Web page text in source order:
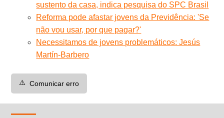
sustento da casa, indica pesquisa do SPC Brasil
Reforma pode afastar jovens da Previdência: 'Se
não vou usar, por que pagar?'
Necessitamos de jovens problemáticos: Jesús
Martín-Barbero
⚠️ Comunicar erro